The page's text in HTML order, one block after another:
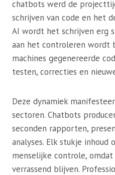
chatbots werd de
schrijven van code en het
AI wordt het schrijven erg
aan het controleren wordt
machines gegenereerde
testen, correcties en
Deze dynamiek
sectoren. Chatbots
seconden rapporten,
analyses. Elk stukje inhoud
menselijke controle,
verrassend blijven.